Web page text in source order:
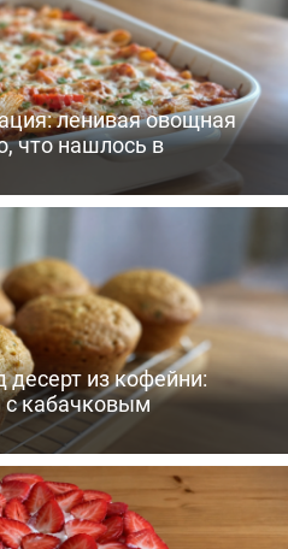
ленивая овощная
что нашлось в
из кофейни:
кабачковым